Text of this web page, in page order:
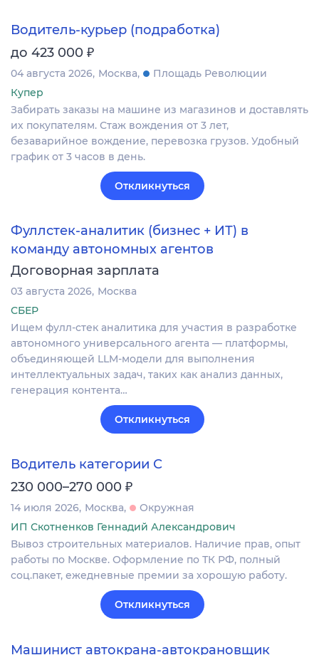
Водитель-курьер (подработка)
до 423 000 ₽
04 августа 2026 Москва
Площадь Революции
Купер
Забирать заказы на машине из магазинов и доставлять
их покупателям. Стаж вождения от 3 лет,
безаварийное вождение, перевозка грузов. Удобный
график от 3 часов в день.
Откликнуться
Фуллстек-аналитик (бизнес + ИТ) в
команду автономных агентов
Договорная зарплата
03 августа 2026 Москва
СБЕР
Ищем фулл-стек аналитика для участия в разработке
автономного универсального агента — платформы,
объединяющей LLM-модели для выполнения
интеллектуальных задач, таких как анализ данных,
генерация контента…
Откликнуться
Водитель категории С
230 000–270 000 ₽
14 июля 2026 Москва
Окружная
ИП Скотненков Геннадий Александрович
Вывоз строительных материалов. Наличие прав, опыт
работы по Москве. Оформление по ТК РФ, полный
соц.пакет, ежедневные премии за хорошую работу.
Откликнуться
Машинист автокрана-автокрановщик